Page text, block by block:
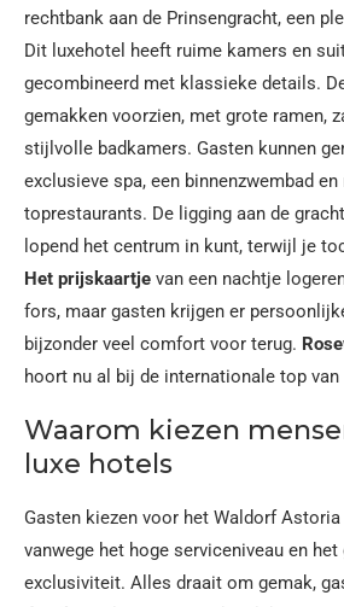
rechtbank aan de Prinsengracht, een
Dit luxehotel heeft ruime kamers en
gecombineerd met klassieke details.
gemakken voorzien, met grote ramen,
stijlvolle badkamers. Gasten kunnen
exclusieve spa, een binnenzwembad en
toprestaurants. De ligging aan de
lopend het centrum in kunt, terwijl je
Het prijskaartje van een nachtje
fors, maar gasten krijgen er
bijzonder veel comfort voor terug.
hoort nu al bij de internationale top
Waarom kiezen
luxe hotels
Gasten kiezen voor het Waldorf
vanwege het hoge serviceniveau en het
exclusiviteit. Alles draait om gemak,